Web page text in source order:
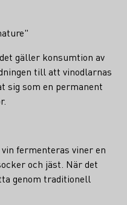
gäller konsumtion av
till att vinodlarnas
sig som en permanent
fermenteras viner en
och jäst. När det
genom traditionell